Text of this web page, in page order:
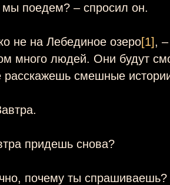
мы поедем? – спросил он.
не на Лебединое озеро[1],
много людей. Они будут
расскажешь смешные
придешь снова?
почему ты спрашиваешь?